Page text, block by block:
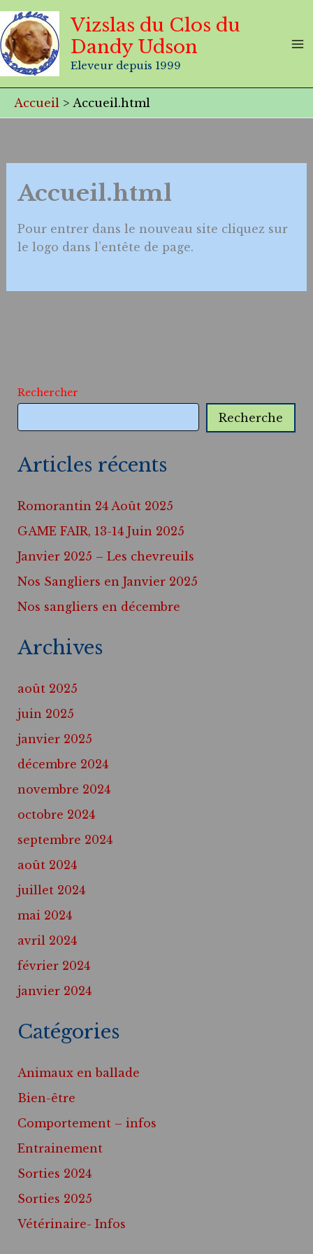
Aller
au
contenu
Vizslas du Clos du
Dandy Udson
Eleveur depuis 1999
Accueil Accueil.html
Accueil.html
Pour entrer dans le nouveau site cliquez sur
le logo dans l’entête de page.
Rechercher
Recherche
Articles récents
Romorantin 24 Août 2025
GAME FAIR, 13-14 Juin 2025
Janvier 2025 – Les chevreuils
Nos Sangliers en Janvier 2025
Nos sangliers en décembre
Archives
août 2025
juin 2025
janvier 2025
décembre 2024
novembre 2024
octobre 2024
septembre 2024
août 2024
juillet 2024
mai 2024
avril 2024
février 2024
janvier 2024
Catégories
Animaux en ballade
Bien-être
Comportement – infos
Entrainement
Sorties 2024
Sorties 2025
Vétérinaire- Infos